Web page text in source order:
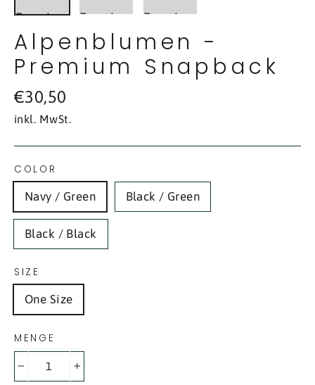
Alpenblumen -
Premium Snapback
Normaler
Preis
€30,50
inkl. MwSt.
COLOR
Navy / Green Black / Green
Black / Black
SIZE
One Size
MENGE